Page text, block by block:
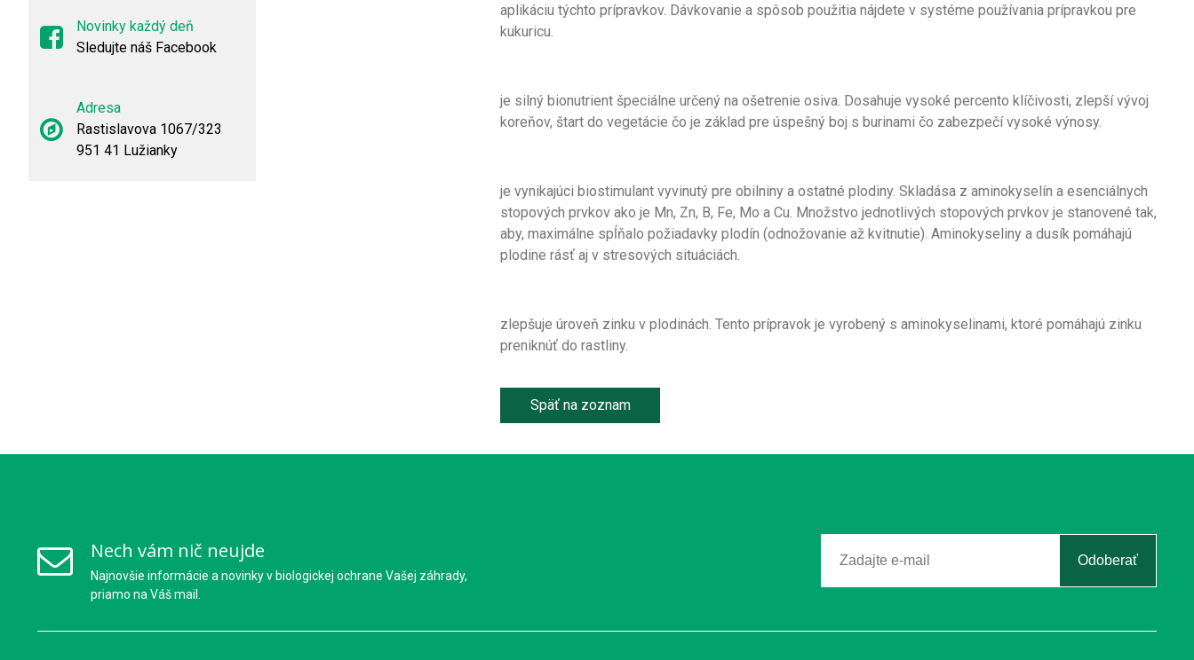
aplikáciu týchto prípravkov. Dávkovanie a spôsob použitia nájdete v systéme používania prípravkou pre
kukuricu.
je silný bionutrient špeciálne určený na ošetrenie osiva. Dosahuje vysoké percento klíčivosti, zlepší vývoj
koreňov, štart do vegetácie čo je základ pre úspešný boj s burinami čo zabezpečí vysoké výnosy.
je vynikajúci biostimulant vyvinutý pre obilniny a ostatné plodiny. Skladása z aminokyselín a esenciálnych
stopových prvkov ako je Mn, Zn, B, Fe, Mo a Cu. Množstvo jednotlivých stopových prvkov je stanovené tak,
aby, maximálne spĺňalo požiadavky plodín (odnožovanie až kvitnutie). Aminokyseliny a dusík pomáhajú
plodine rásť aj v stresových situáciách.
zlepšuje úroveň zinku v plodinách. Tento prípravok je vyrobený s aminokyselinami, ktoré pomáhajú zinku
preniknúť do rastliny.
Späť na zoznam
Novinky každý deň
Sledujte náš Facebook
Adresa
Rastislavova 1067/323
951 41 Lužianky
Nech vám nič neujde
Najnovšie informácie a novinky v biologickej ochrane Vašej záhrady,
priamo na Váš mail.
Odoberať